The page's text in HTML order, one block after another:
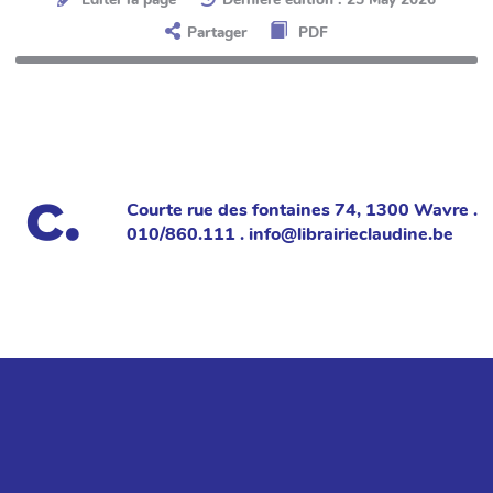
Partager
PDF
Courte rue des fontaines 74, 1300 Wavre .
010/860.111 . info@librairieclaudine.be